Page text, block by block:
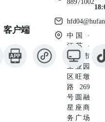
客户端
88971002
中国 ·
江苏 ·
苏州市
工业园
区旺墩
路269
号圆融
星座商
务广场